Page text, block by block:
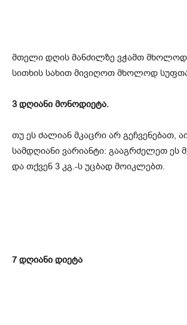
მთელი დღის მანძილზე ვჭამთ
სითხის სახით მივიღოთ მხოლოდ
3 დღიანი მონოდიეტა.
თუ ეს ძალიან მკაცრი არ გეჩვენებათ,
სამდღიანი ვარიანტი: გააგრძელეთ ეს
და თქვენ 3 კგ.-ს უცბად მოიკლებთ.
7 დღიანი დიეტა